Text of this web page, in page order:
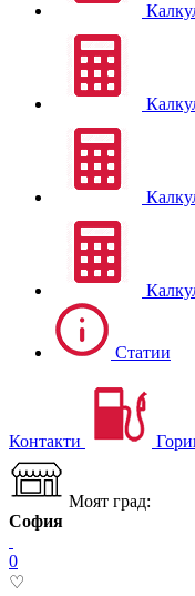
Статии
Контакти
Моят град:
София
0
♡